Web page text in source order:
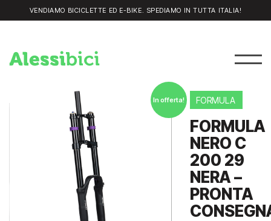
VENDIAMO BICICLETTE ED E-BIKE. SPEDIAMO IN TUTTA ITALIA!
In offerta! FORMULA
FORMULA
NERO C
200 29
NERA –
PRONTA